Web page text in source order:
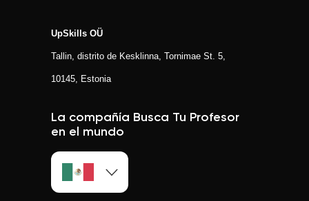
UpSkills OÜ
Tallin, distrito de Kesklinna, Tornimаe St. 5,
10145, Estonia
La compañía Busca Tu Profesor
en el mundo